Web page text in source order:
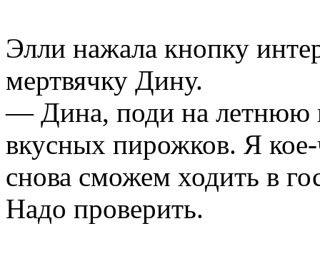
Элли нажала кнопку
мертвячку Дину.
— Дина, поди на летнюю
вкусных пирожков. Я
снова сможем ходить в
Надо проверить.